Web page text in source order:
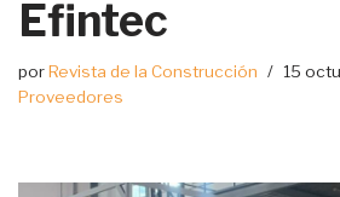
Efintec
porRevista de la Construcción
15
Proveedores